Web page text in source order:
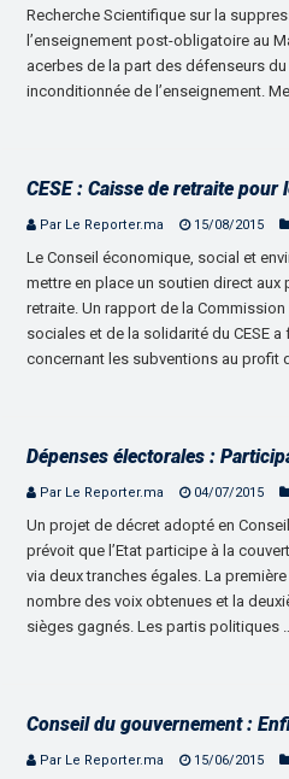
Recherche Scientifique sur la
l’enseignement post-obligatoire au
acerbes de la part des défenseurs
inconditionnée de l’enseignement.
CESE : Caisse de retraite pour
Par Le Reporter.ma 15/08/2015
Le Conseil économique, social et
mettre en place un soutien direct
retraite. Un rapport de la
sociales et de la solidarité du CESE
concernant les subventions au profit
Dépenses électorales :
Par Le Reporter.ma 04/07/2015
Un projet de décret adopté en
prévoit que l’Etat participe à la
via deux tranches égales. La
nombre des voix obtenues et la
sièges gagnés. Les partis politiques …
Conseil du gouvernement :
Par Le Reporter.ma 15/06/2015